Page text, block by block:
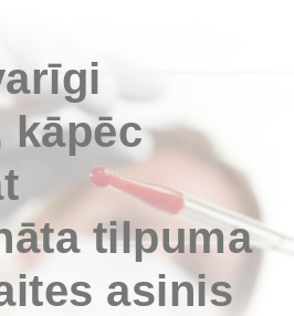
kāpēc
tilpuma
asinis